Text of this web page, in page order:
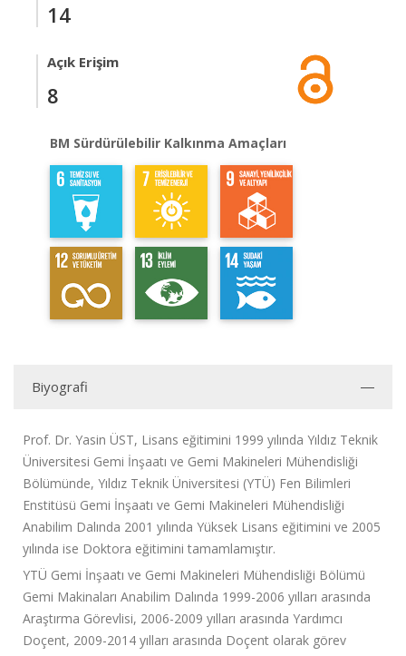
14
Açık Erişim
8
BM Sürdürülebilir Kalkınma Amaçları
Biyografi
Prof. Dr. Yasin ÜST, Lisans eğitimini 1999 yılında Yıldız Teknik
Üniversitesi Gemi İnşaatı ve Gemi Makineleri Mühendisliği
Bölümünde, Yıldız Teknik Üniversitesi (YTÜ) Fen Bilimleri
Enstitüsü Gemi İnşaatı ve Gemi Makineleri Mühendisliği
Anabilim Dalında 2001 yılında Yüksek Lisans eğitimini ve 2005
yılında ise Doktora eğitimini tamamlamıştır.
YTÜ Gemi İnşaatı ve Gemi Makineleri Mühendisliği Bölümü
Gemi Makinaları Anabilim Dalında 1999-2006 yılları arasında
Araştırma Görevlisi, 2006-2009 yılları arasında Yardımcı
Doçent, 2009-2014 yılları arasında Doçent olarak görev